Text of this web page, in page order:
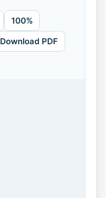
100%
Download PDF